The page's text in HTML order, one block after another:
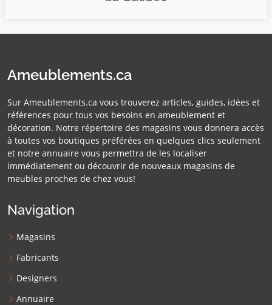
Ameublements.ca
Sur Ameublements.ca vous trouverez articles, guides, idées et
références pour tous vos besoins en ameublement et
décoration. Notre répertoire des magasins vous donnera accès
à toutes vos boutiques préférées en quelques clics seulement
et notre annuaire vous permettra de les localiser
immédiatement ou découvrir de nouveaux magasins de
meubles proches de chez vous!
Navigation
Magasins
Fabricants
Designers
Annuaire